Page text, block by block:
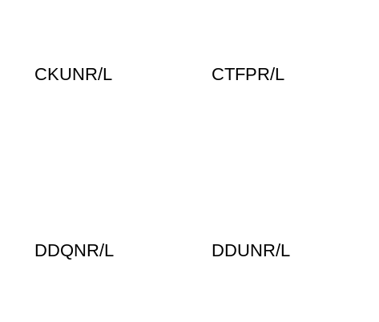
CKUNR/L CTFPR/L
DDQNR/L DDUNR/L